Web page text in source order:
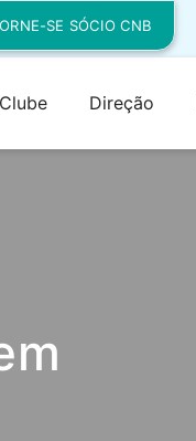
Direção
SE SÓCIO CNB